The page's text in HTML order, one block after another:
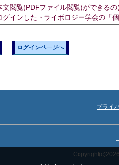
文閲覧(PDFファイル閲覧)ができるの
グインしたトライボロジー学会の「
ログインページへ
プライ